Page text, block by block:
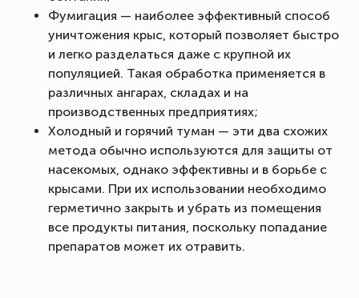
Фумигация — наиболее эффективный способ
уничтожения крыс, который позволяет быстро
и легко разделаться даже с крупной их
популяцией. Такая обработка применяется в
различных ангарах, складах и на
производственных предприятиях;
Холодный и горячий туман — эти два схожих
метода обычно используются для защиты от
насекомых, однако эффективны и в борьбе с
крысами. При их использовании необходимо
герметично закрыть и убрать из помещения
все продукты питания, поскольку попадание
препаратов может их отравить.